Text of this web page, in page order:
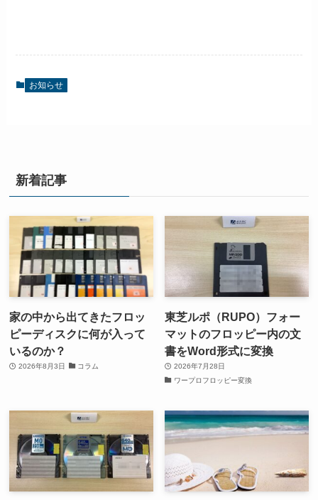
お知らせ
新着記事
家の中から出てきたフロッ
ピーディスクに何が入って
いるのか？
2026年8月3日 コラム
東芝ルポ（RUPO）フォー
マットのフロッピー内の文
書をWord形式に変換
2026年7月28日
ワープロフロッピー変換